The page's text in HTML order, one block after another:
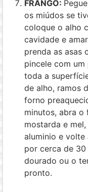
FRANGO:
os miúdos se
coloque o alho
cavidade e
prenda as asas
pincele com
toda a
de alho, ramos
forno
minutos, abra o
mostarda e
aluminio e volte
por cerca de
dourado ou o
pronto.